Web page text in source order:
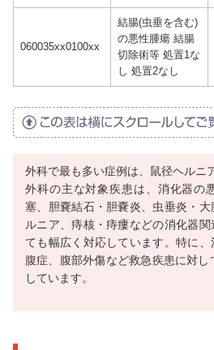
060035xx0100xx
結腸(虫垂を含む)
の悪性腫瘍 結腸
切除術等 処置1な
し 処置2なし
外科で最も多い症例は、鼠径ヘルニ
外科の主な対象疾患は、消化器の
塞、胆嚢結石・胆嚢炎、虫垂炎・
ルニア、痔核・痔瘻などの消化器
ても幅広く対応しています。特に
腹症、腹部外傷など救急疾患に対
しています。